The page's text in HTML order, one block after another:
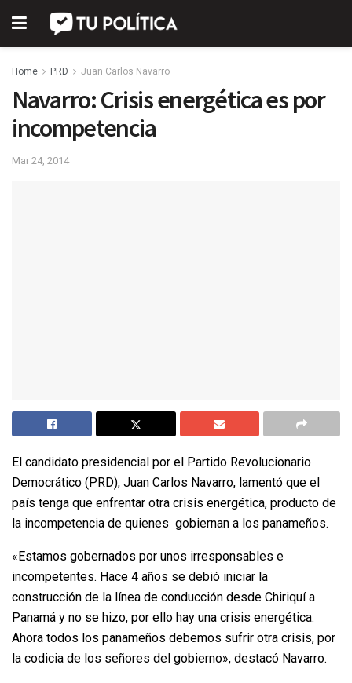
Home PRD Juan Carlos Navarro
Navarro: Crisis energética es por
incompetencia
Mar 24, 2014
El candidato presidencial por el Partido Revolucionario
Democrático (PRD), Juan Carlos Navarro, lamentó que el
país tenga que enfrentar otra crisis energética, producto de
la incompetencia de quienes gobiernan a los panameños.
«Estamos gobernados por unos irresponsables e
incompetentes. Hace 4 años se debió iniciar la
construcción de la línea de conducción desde Chiriquí a
Panamá y no se hizo, por ello hay una crisis energética.
Ahora todos los panameños debemos sufrir otra crisis, por
la codicia de los señores del gobierno», destacó Navarro.